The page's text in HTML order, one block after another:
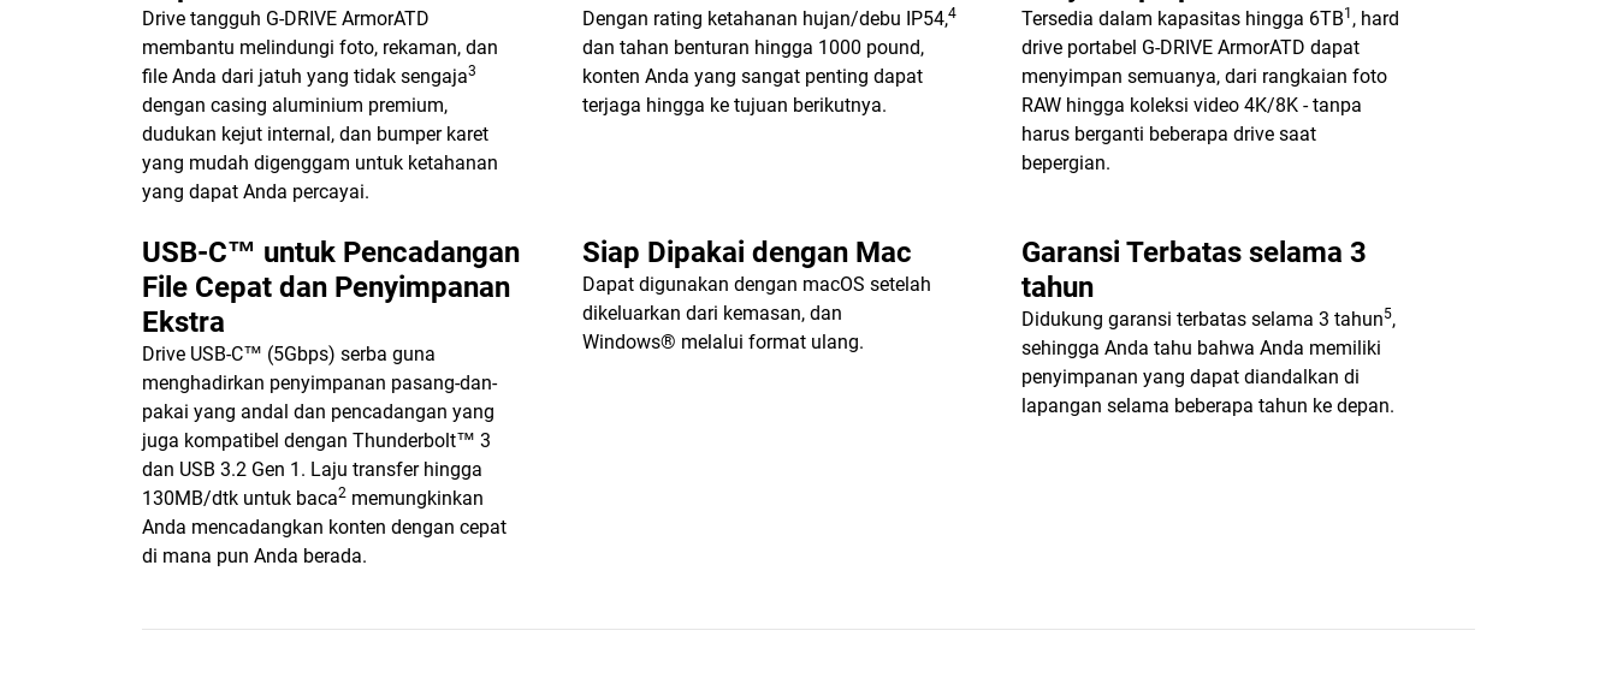
Drive tangguh G-DRIVE ArmorATD
membantu melindungi foto, rekaman, dan
file Anda dari jatuh yang tidak sengaja3
dengan casing aluminium premium,
dudukan kejut internal, dan bumper karet
yang mudah digenggam untuk ketahanan
yang dapat Anda percayai.
Dengan rating ketahanan hujan/debu IP54,4
dan tahan benturan hingga 1000 pound,
konten Anda yang sangat penting dapat
terjaga hingga ke tujuan berikutnya.
Tersedia dalam kapasitas hingga 6TB1 , hard
drive portabel G-DRIVE ArmorATD dapat
menyimpan semuanya, dari rangkaian foto
RAW hingga koleksi video 4K/8K - tanpa
harus berganti beberapa drive saat
bepergian.
USB-C™ untuk Pencadangan
File Cepat dan Penyimpanan
Ekstra
Drive USB-C™ (5Gbps) serba guna
menghadirkan penyimpanan pasang-dan-
pakai yang andal dan pencadangan yang
juga kompatibel dengan Thunderbolt™ 3
dan USB 3.2 Gen 1. Laju transfer hingga
130MB/dtk untuk baca2 memungkinkan
Anda mencadangkan konten dengan cepat
di mana pun Anda berada.
Siap Dipakai dengan Mac
Dapat digunakan dengan macOS setelah
dikeluarkan dari kemasan, dan
Windows® melalui format ulang.
Garansi Terbatas selama 3
tahun
Didukung garansi terbatas selama 3 tahun5,
sehingga Anda tahu bahwa Anda memiliki
penyimpanan yang dapat diandalkan di
lapangan selama beberapa tahun ke depan.